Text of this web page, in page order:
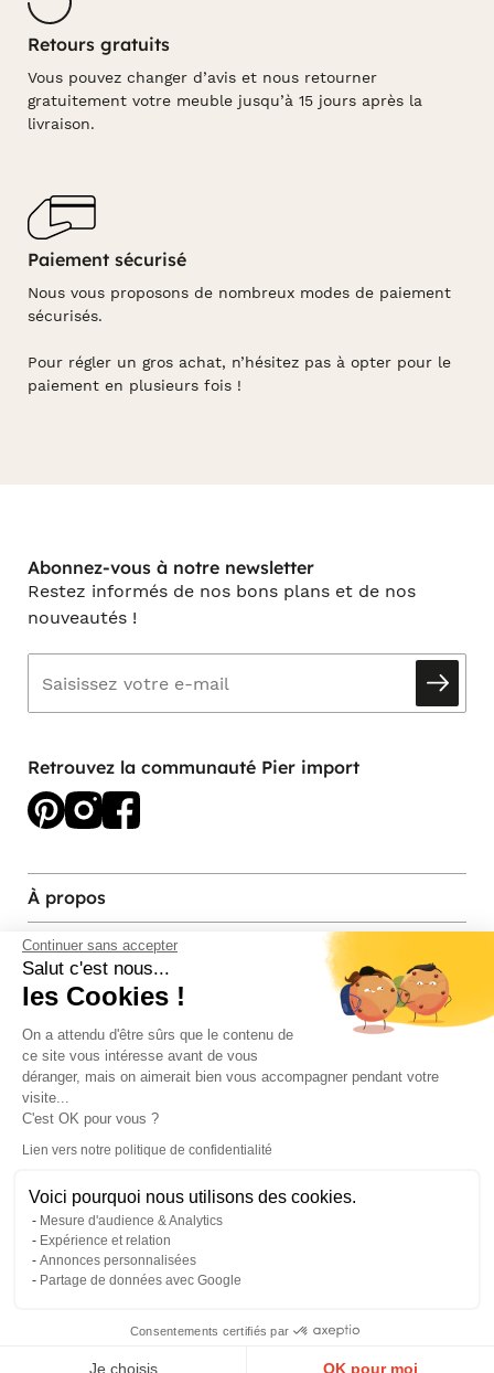
Continuer sans accepter
Salut c'est nous...
les Cookies !
On a attendu d'être sûrs que le contenu de
ce site vous intéresse avant de vous
déranger, mais on aimerait bien vous accompagner pendant votre
visite...
C'est OK pour vous ?
Lien vers notre politique de confidentialité
Voici pourquoi nous utilisons des cookies.
Mesure d'audience & Analytics
Expérience et relation
Annonces personnalisées
Partage de données avec Google
Consentements certifiés par
Je choisis OK pour moi
0
Compte
Retours gratuits
Vous pouvez changer d’avis et nous retourner
gratuitement votre meuble jusqu’à 15 jours après la
livraison.
Paiement sécurisé
Nous vous proposons de nombreux modes de paiement
sécurisés.
Pour régler un gros achat, n’hésitez pas à opter pour le
paiement en plusieurs fois !
Abonnez-vous à notre newsletter
Restez informés de nos bons plans et de nos
nouveautés !
Retrouvez la communauté Pier import
À propos
Services et contact
Magasins et Showrooms
Modes de paiement acceptés
© Pier Import2026